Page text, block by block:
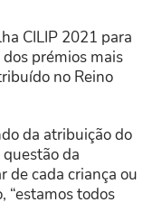
CILIP 2021 para
prémios mais
no Reino
da atribuição do
da
de cada criança ou
“estamos todos